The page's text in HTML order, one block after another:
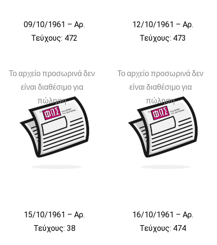
09/10/1961 – Αρ.
Τεύχους: 472
12/10/1961 – Αρ.
Τεύχους: 473
Το αρχείο προσωρινά δεν
είναι διαθέσιμο για
πώληση
15/10/1961 – Αρ.
Τεύχους: 38
Το αρχείο προσωρινά δεν
είναι διαθέσιμο για
πώληση
16/10/1961 – Αρ.
Τεύχους: 474